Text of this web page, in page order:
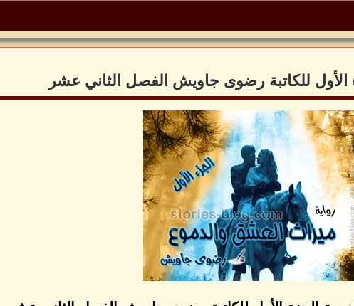
للكاتبة رضوى جاويش الفصل الثاني عشر